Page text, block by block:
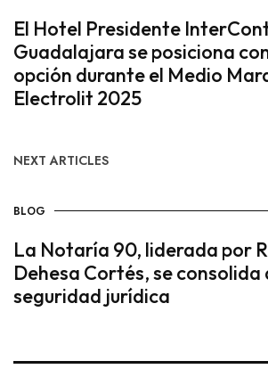
El Hotel Presidente
Guadalajara se posiciona
opción durante el Medio
Electrolit 2025
NEXT ARTICLES
BLOG
La Notaría 90, liderada por
Dehesa Cortés, se
seguridad jurídica